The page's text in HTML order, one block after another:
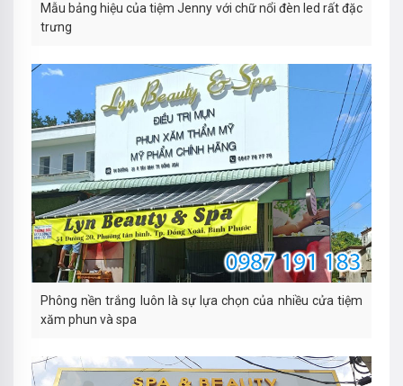
Mẫu bảng hiệu của tiệm Jenny với chữ nổi đèn led rất đặc
trưng
Phông nền trắng luôn là sự lựa chọn của nhiều cửa tiệm
xăm phun và spa